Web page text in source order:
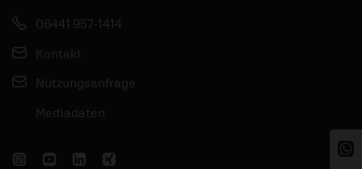
06441 957-1414
Kontakt
Nutzungsanfrage
Mediadaten